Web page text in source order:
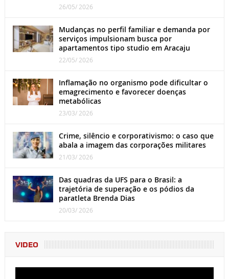
26/05/ 2026
Mudanças no perfil familiar e demanda por
serviços impulsionam busca por
apartamentos tipo studio em Aracaju
22/05/ 2026
Inflamação no organismo pode dificultar o
emagrecimento e favorecer doenças
metabólicas
23/03/ 2026
Crime, silêncio e corporativismo: o caso que
abala a imagem das corporações militares
21/03/ 2026
Das quadras da UFS para o Brasil: a
trajetória de superação e os pódios da
paratleta Brenda Dias
20/03/ 2026
VIDEO